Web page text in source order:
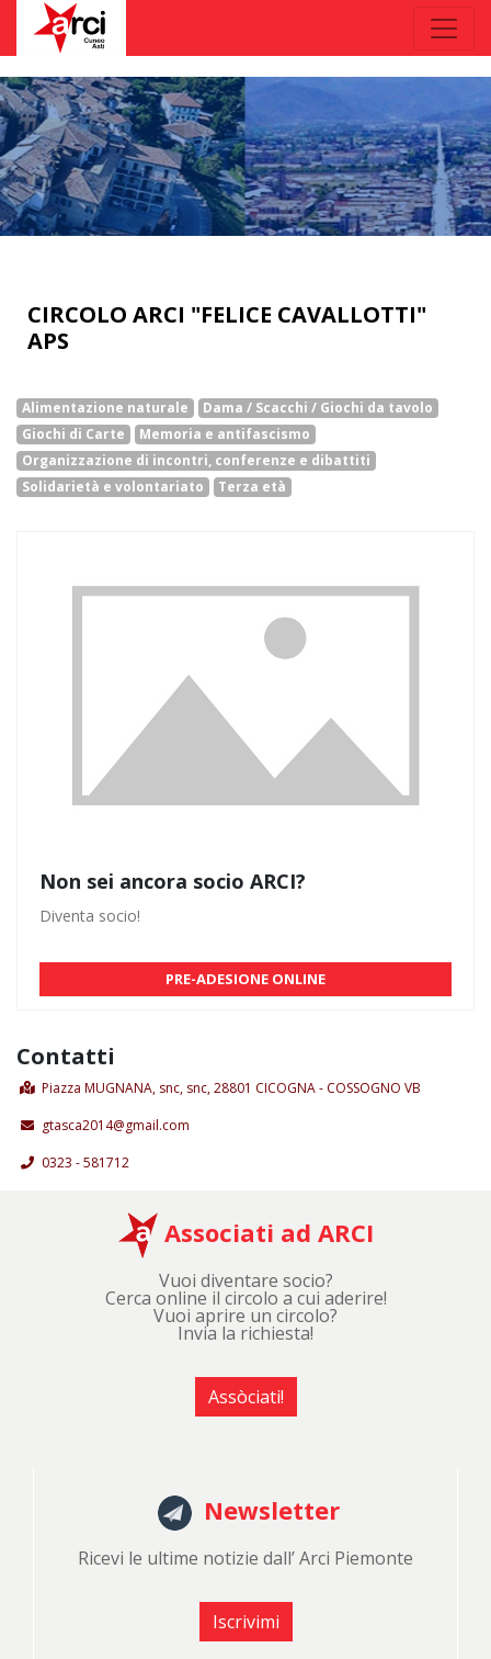
CIRCOLO ARCI "FELICE CAVALLOTTI"
APS
Alimentazione naturale
Dama / Scacchi / Giochi da tavolo
Giochi di Carte
Memoria e antifascismo
Organizzazione di incontri, conferenze e dibattiti
Solidarietà e volontariato
Terza età
Non sei ancora socio ARCI?
Diventa socio!
PRE-ADESIONE ONLINE
Contatti
Piazza MUGNANA, snc, snc, 28801 CICOGNA - COSSOGNO VB
gtasca2014@gmail.com
0323 - 581712
Associati ad ARCI
Vuoi diventare socio?
Cerca online il circolo a cui aderire!
Vuoi aprire un circolo?
Invia la richiesta!
Assòciati!
Newsletter
Ricevi le ultime notizie dall’ Arci Piemonte
Iscrivimi